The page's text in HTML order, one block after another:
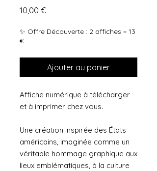
10,00 €Prix
✨ Offre Découverte : 2 affiches = 13
€
Ajouter au panier
Affiche numérique à télécharger
et à imprimer chez vous.
Une création inspirée des États
américains, imaginée comme un
véritable hommage graphique aux
lieux emblématiques, à la culture